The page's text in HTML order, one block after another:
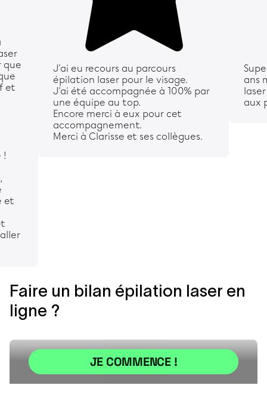
que
et
!
et
J'ai eu recours au parcours
épilation laser pour le visage.
J'ai été accompagnée à 100% par
une équipe au top.
Encore merci à eux pour cet
accompagnement.
Merci à Clarisse et ses collègues.
ans
aux
Faire un bilan épilation laser en
ligne ?